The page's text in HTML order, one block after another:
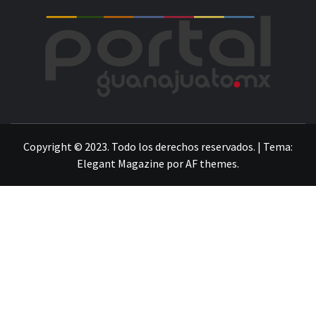
Copyright © 2023. Todo los derechos reservados. | Tema:
Elegant Magazine porAF themes.